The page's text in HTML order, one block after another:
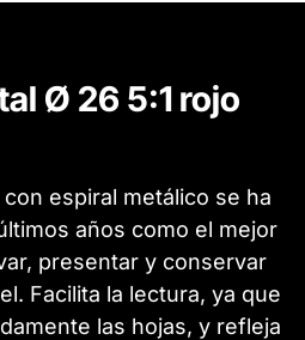
Ø 26 5:1 rojo
espiral metálico se ha
años como el mejor
presentar y conservar
Facilita la lectura, ya que
las hojas, y refleja